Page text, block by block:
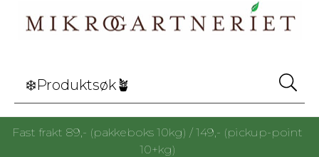
Fast frakt 89,- (pakkeboks 10kg) / 149,- (pickup-point
10+kg)